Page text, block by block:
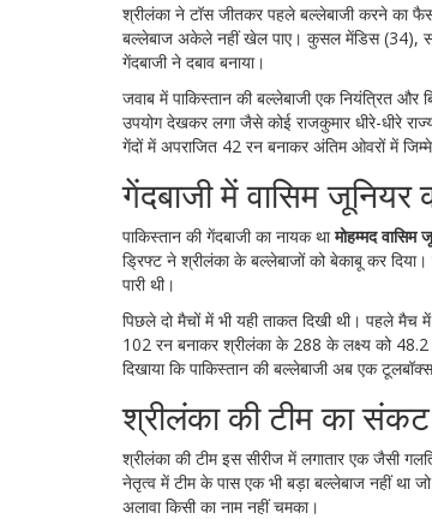
श्रीलंका ने टॉस जीतकर पहले बल्लेबाजी करने का
बल्लेबाज अकेले नहीं खेल पाए। कुसल मेंडिस (34),
गेंदबाजी ने दबाव बनाया।
जवाब में पाकिस्तान की बल्लेबाजी एक नियंत्रित
उपयोग देखकर लगा जैसे कोई राजकुमार धीरे-धीरे
गेंदों में अपराजित 42 रन बनाकर अंतिम ओवरों में
गेंदबाजी में वासिम जूनियर
पाकिस्तान की गेंदबाजी का नायक थामोहम्मद वासिम
ड्रिफ्ट ने श्रीलंका के बल्लेबाजों को बेकाबू कर
पारी थी।
पिछले दो मैचों में भी यही ताकत दिखी थी। पहले
102 रन बनाकर श्रीलंका के 288 के लक्ष्य को
दिखाया कि पाकिस्तान की बल्लेबाजी अब एक
श्रीलंका की टीम का
श्रीलंका की टीम इस सीरीज में लगातार एक जैसी
नेतृत्व में टीम के पास एक भी बड़ा बल्लेबाज नहीं था
अलावा किसी का नाम नहीं चमका।